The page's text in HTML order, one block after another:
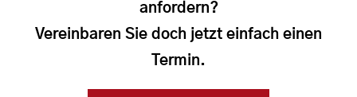
anfordern?
Vereinbaren Sie doch jetzt einfach einen
Termin.